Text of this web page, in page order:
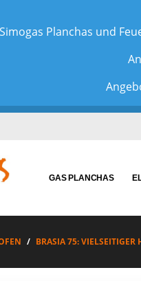
Planchas und
GAS PLANCHAS
BRASIA 75: